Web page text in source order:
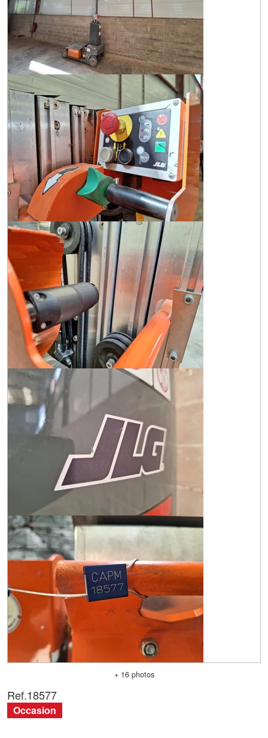
+ 16 photos
Ref.18577
Occasion